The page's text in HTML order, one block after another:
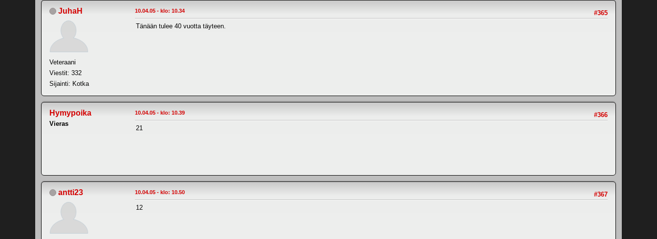
JuhaH
Veteraani
Viestit: 332
Sijainti: Kotka
#365
10.04.05 - klo: 10.34
Tänään tulee 40 vuotta täyteen.
Hymypoika
Vieras
#366
10.04.05 - klo: 10.39
21
antti23 #367
10.04.05 - klo: 10.50
12